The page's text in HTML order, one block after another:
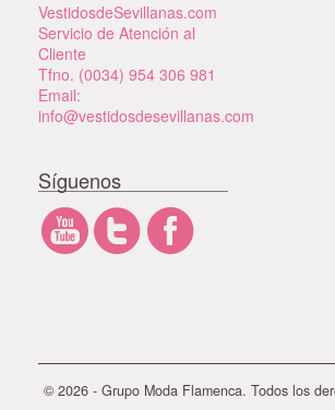
VestidosdeSevillanas.com
Servicio de Atención al
Cliente
Tfno. (0034) 954 306 981
Email:
info@vestidosdesevillanas.com
Síguenos
© 2026 - Grupo Moda Flamenca. Todos los